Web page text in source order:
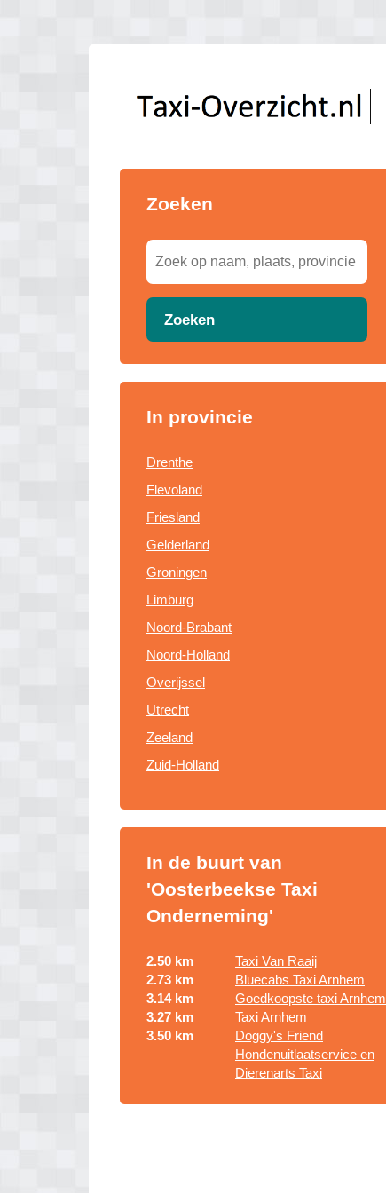
Zoeken
Zoeken
In provincie
Drenthe
Flevoland
Friesland
Gelderland
Groningen
Limburg
Noord-Brabant
Noord-Holland
Overijssel
Utrecht
Zeeland
Zuid-Holland
In de buurt van
'Oosterbeekse Taxi
Onderneming'
2.50 km
Taxi Van Raaij
2.73 km
Bluecabs Taxi Arnhem
3.14 km
Goedkoopste taxi Arnhem
3.27 km
Taxi Arnhem
3.50 km
Doggy's Friend
Hondenuitlaatservice en
Dierenarts Taxi